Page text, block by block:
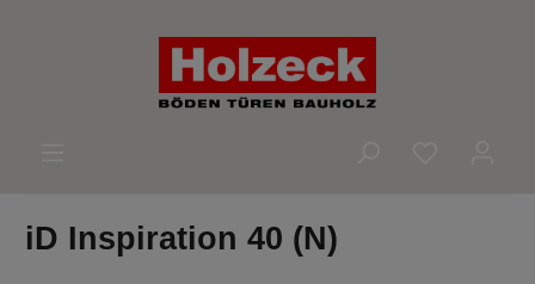
iD Inspiration 40 (N)